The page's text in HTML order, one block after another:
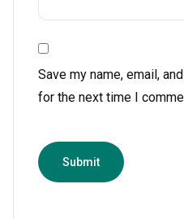
Save my name, email,
for the next time I